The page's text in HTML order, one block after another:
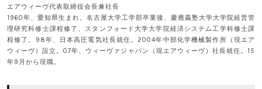
エアウィーヴ代表取締役会長兼社長
1960年、愛知県生まれ。名古屋大学工学部卒業後、慶應義塾大学大学院経営管
理研究科修士課程修了、スタンフォード大学大学院経済システム工学科修士課
程修了。98年、日本高圧電気社長就任。2004年中部化学機械製作所（現エア
ウィーヴ）設立。07年、ウィーヴァジャパン（現エアウィーヴ）社長就任。15
年9月から現職。